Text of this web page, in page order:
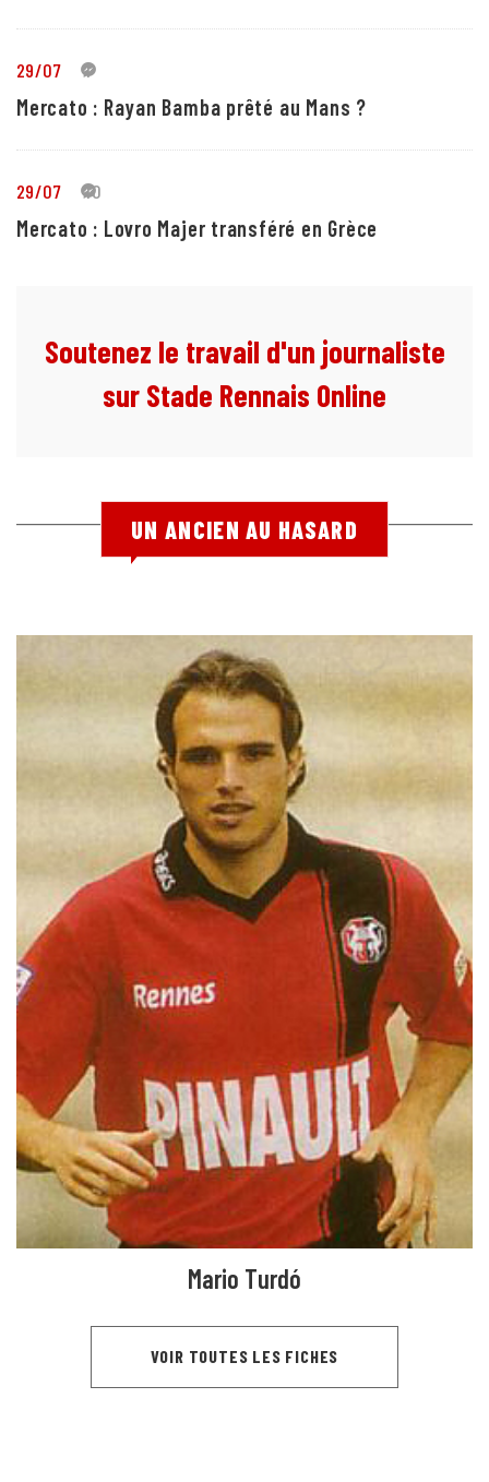
29/07 1
Mercato : Rayan Bamba prêté au Mans ?
29/07 10
Mercato : Lovro Majer transféré en Grèce
Soutenez le travail d'un journaliste
sur Stade Rennais Online
UN ANCIEN AU HASARD
Mario Turdó
VOIR TOUTES LES FICHES